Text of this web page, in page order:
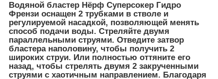
Водяной бластер Нёрф Суперсокер Гидро
Френзи оснащен 2 трубками в стволе и
регулируемой насадкой, позволяющей менять
способ подачи воды. Стреляйте двумя
параллельными струями. Отведите затвор
бластера наполовину, чтобы получить 2
широких струи. Или полностью оттяните его
назад, чтобы стрелять двумя 2 закрученными
струями с хаотичным направлением. Благодаря